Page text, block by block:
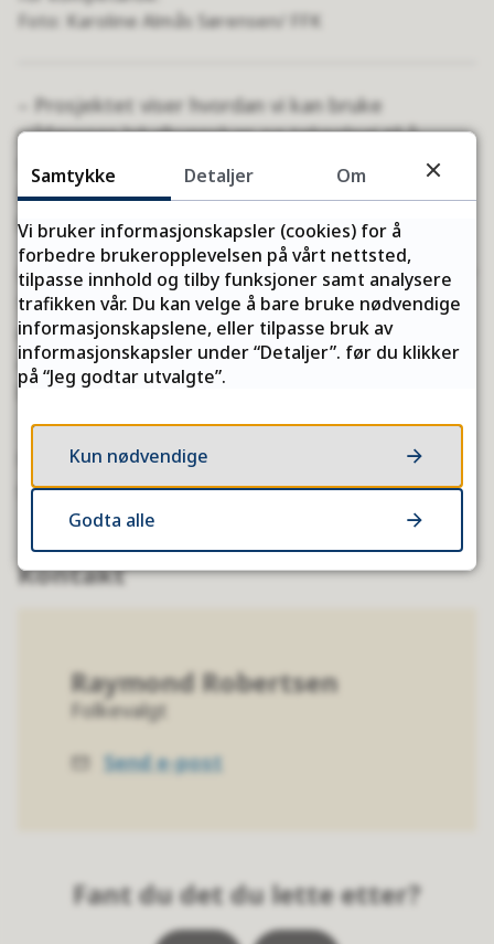
Karoline Almås Sørensen/ FFK
– Prosjektet viser hvordan vi kan bruke
sjåførenes lokalkunnskap og teknologi til å
forbedre trafikksikkerheten i Finnmark, sier
Raymond Robertsen (H), leder for
hovedutvalget for kompetanse.
Prosjektet er en del av DIGI2030-satsingen, hvor
fylkeskommunen sammen med kommuner,
næringsliv og frivillige ønsker å bruke
digitalisering for å øke sikkerheten og forbedre
hverdagen til folk og næringsliv.
Publisert 08.10.2024 13.39
Sist endret 08.07.2026 13.17
Kontakt
Raymond Robertsen
Folkevalgt
E-
Send e-post
Fant du det du lette etter?
Samtykke Detaljer Om
Vi bruker informasjonskapsler (cookies) for å
forbedre brukeropplevelsen på vårt nettsted,
tilpasse innhold og tilby funksjoner samt analysere
trafikken vår. Du kan velge å bare bruke nødvendige
informasjonskapslene, eller tilpasse bruk av
informasjonskapsler under “Detaljer”. før du klikker
på “Jeg godtar utvalgte”.
Kun nødvendige
Godta alle